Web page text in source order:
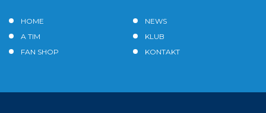
HOME
NEWS
A TIM
KLUB
FAN SHOP
KONTAKT